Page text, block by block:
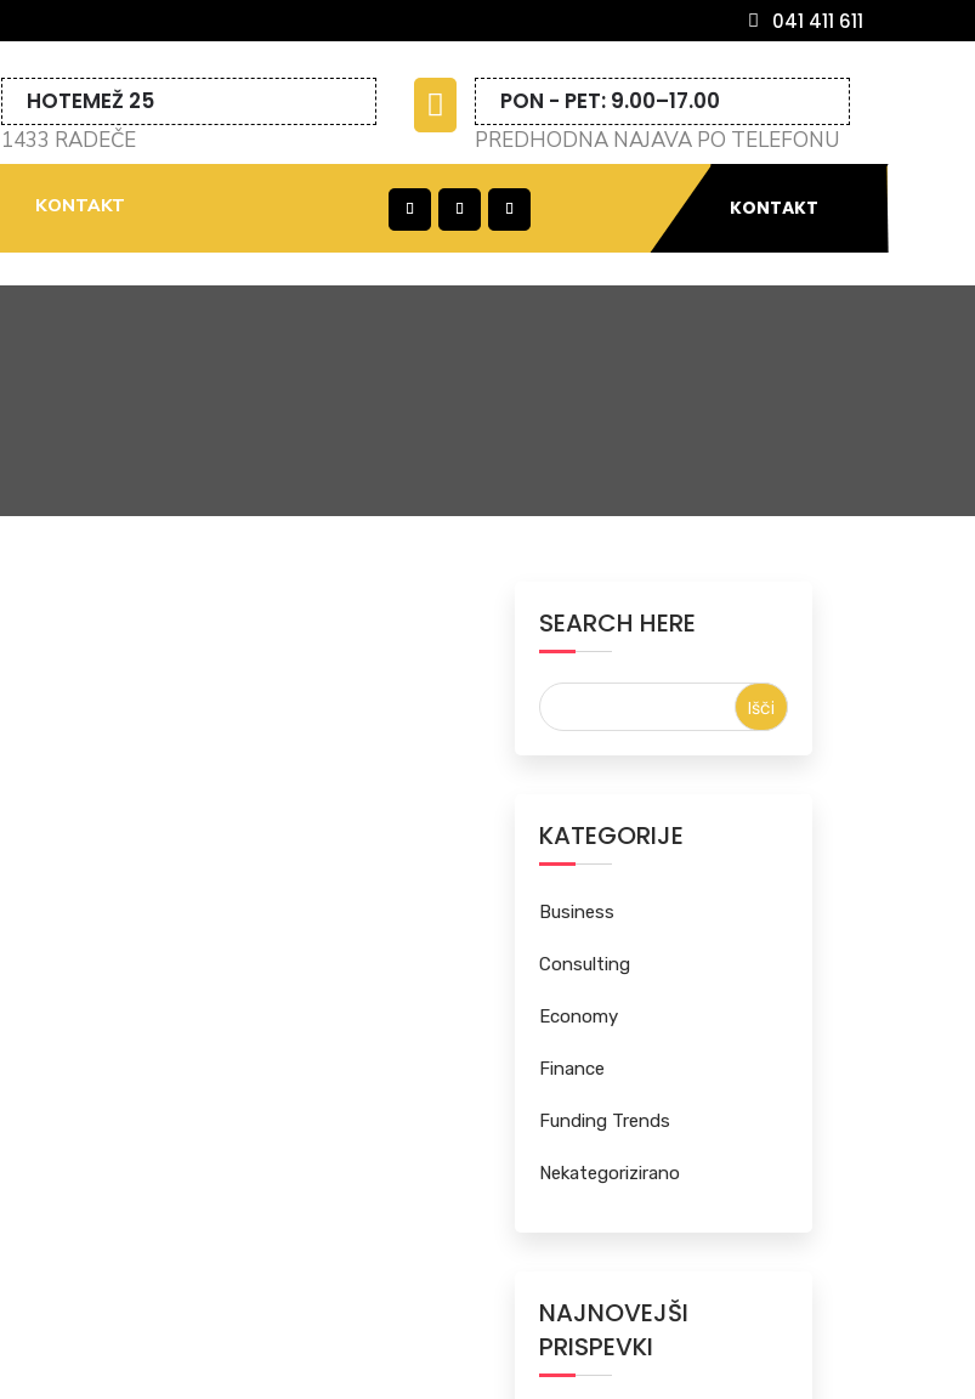
041 411 611
HOTEMEŽ 25
1433 RADEČE
 PON - PET: 9.00–17.00
PREDHODNA NAJAVA PO TELEFONU
KONTAKT KONTAKT
SEARCH HERE
KATEGORIJE
Business
Consulting
Economy
Finance
Funding Trends
Nekategorizirano
NAJNOVEJŠI
PRISPEVKI